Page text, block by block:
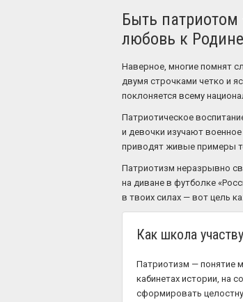
Быть
любовь к Родине
Наверное, многие помнят
двумя строчками четко и
поклоняется всему
Патриотическое
и девочки изучают
приводят живые примеры
Патриотизм неразрывно
на диване в футболке
в твоих силах — вот цель
Как школа
Патриотизм — понятие
кабинетах истории, на
сформировать